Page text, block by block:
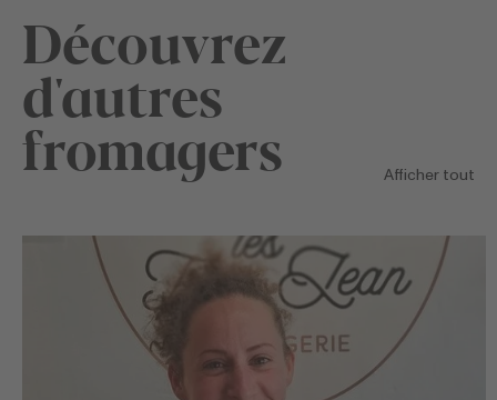
Découvrez
d'autres
fromagers Afficher tout